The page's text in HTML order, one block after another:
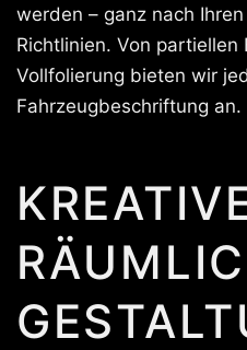
werden – ganz nach
Richtlinien. Von
Vollfolierung bieten wir
Fahrzeugbeschriftung an.